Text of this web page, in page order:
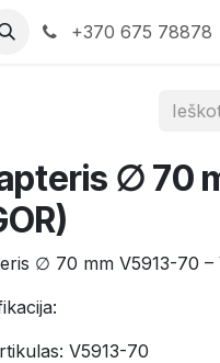
+370 675 78878
∅ 70
∅ 70 mm V5913-70 –
V5913-70